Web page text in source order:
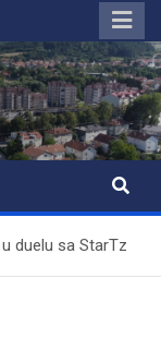
duelu sa StarTz